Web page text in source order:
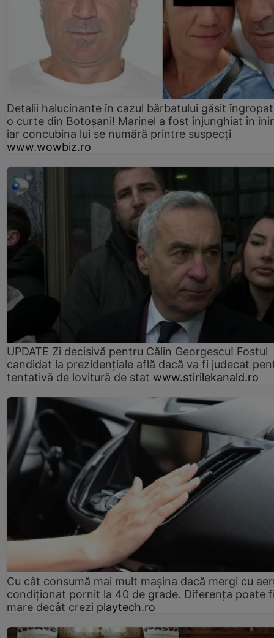
Detalii halucinante în cazul bărbatului găsit
o curte din Botoșani! Marinel a fost înjunghiat în
iar concubina lui se numără printre suspecți
www.wowbiz.ro
UPDATE Zi decisivă pentru Călin Georgescu! Fostul
candidat la prezidențiale află dacă va fi judecat
tentativă de lovitură de stat www.stirilekanald.ro
Cu cât consumă mai mult mașina dacă mergi cu
condiționat pornit la 40 de grade. Diferența poate
mare decât crezi playtech.ro